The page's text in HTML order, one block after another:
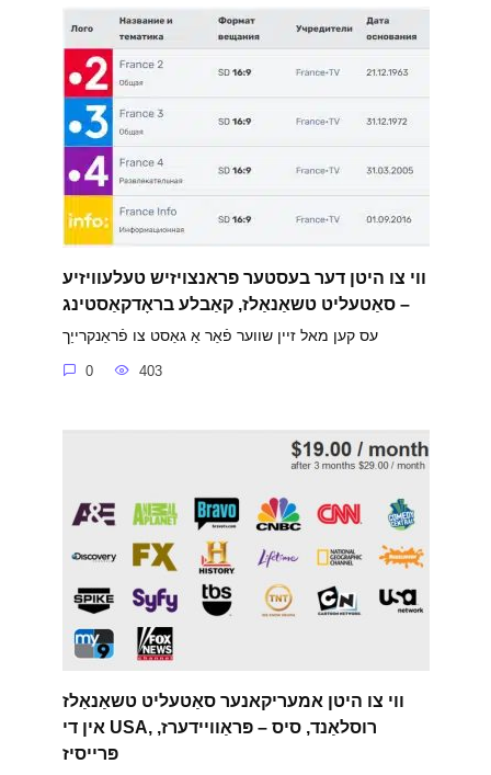
ווי צו היטן דער בעסטער פראנצויזיש טעלעוויזיע
– סאַטעליט טשאַנאַלז, קאַבלע בראָדקאַסטינג
עס קען מאל זיין שווער פֿאַר אַ גאַסט צו פֿראַנקרייַך
0 403
ווי צו היטן אמעריקאנער סאַטעליט טשאַנאַלז
אין די USA, רוסלאַנד, סיס – פּראַוויידערז,
פּרייסיז